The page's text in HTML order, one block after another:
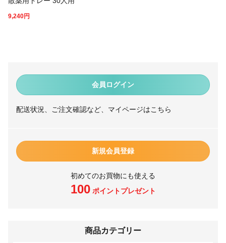
会員ログイン
配送状況、ご注文確認など、マイページはこちら
新規会員登録
初めてのお買物にも使える
100ポイントプレゼント
商品カテゴリー
9,240円